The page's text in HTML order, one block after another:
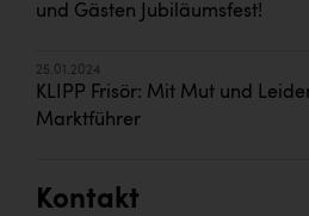
und Gästen Jubiläumsfest!
25.01.2024
KLIPP Frisör: Mit Mut und
Marktführer
Kontakt